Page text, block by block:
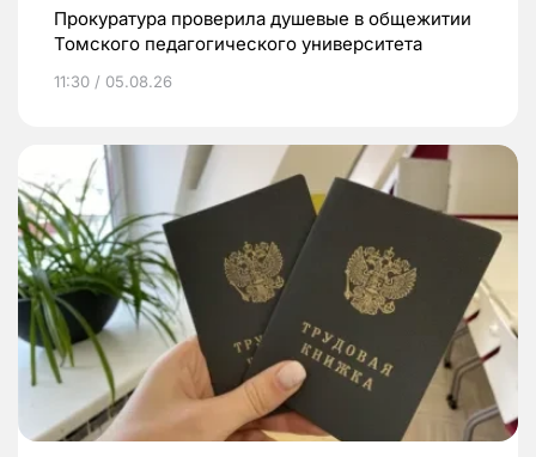
Прокуратура проверила душевые в общежитии
Томского педагогического университета
11:30 / 05.08.26